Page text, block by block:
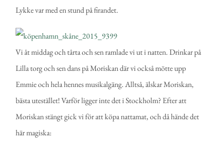
Lykke var med en stund på firandet.
Vi åt middag och tårta och sen ramlade vi ut i natten. Drinkar på
Lilla torg och sen dans på Moriskan där vi också mötte upp
Emmie och hela hennes musikalgäng. Alltså, älskar Moriskan,
bästa utestället! Varför ligger inte det i Stockholm? Efter att
Moriskan stängt gick vi för att köpa nattamat, och då hände det
här magiska: